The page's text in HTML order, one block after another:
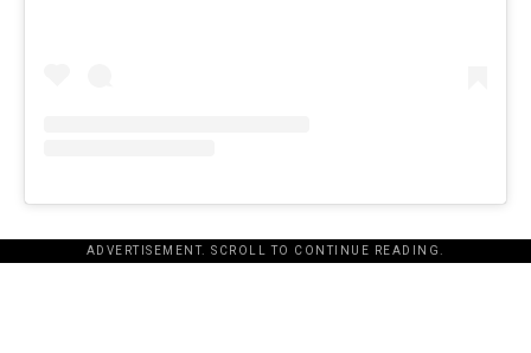
ADVERTISEMENT. SCROLL TO CONTINUE READING.